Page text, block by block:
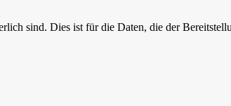
sind. Dies ist für die Daten, die der